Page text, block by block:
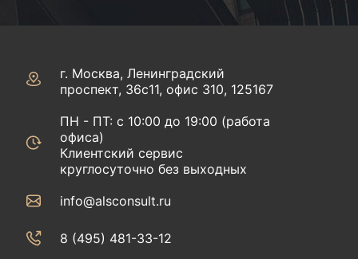
г. Москва, Ленинградский
проспект, 36с11, офис 310, 125167
ПН - ПТ: с 10:00 до 19:00 (работа
офиса)
Клиентский сервис
круглосуточно без выходных
info@alsconsult.ru
8 (495) 481-33-12‬‬